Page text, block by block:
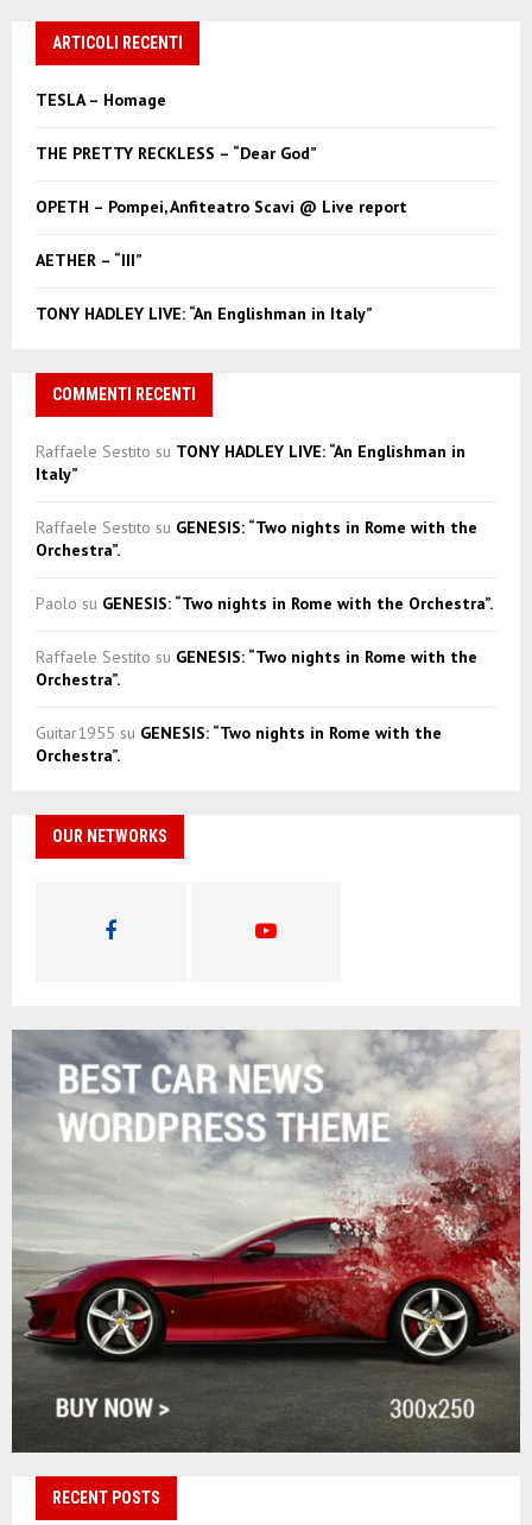
h
o
ARTICOLI RECENTI
TESLA – Homage
THE PRETTY RECKLESS – “Dear God”
OPETH – Pompei, Anfiteatro Scavi @ Live report
AETHER – “III”
TONY HADLEY LIVE: “An Englishman in Italy”
COMMENTI RECENTI
Raffaele Sestito su TONY HADLEY LIVE: “An Englishman in
Italy”
Raffaele Sestito su GENESIS: “Two nights in Rome with the
Orchestra”.
Paolo su GENESIS: “Two nights in Rome with the Orchestra”.
Raffaele Sestito su GENESIS: “Two nights in Rome with the
Orchestra”.
Guitar1955 su GENESIS: “Two nights in Rome with the
Orchestra”.
OUR NETWORKS
RECENT POSTS